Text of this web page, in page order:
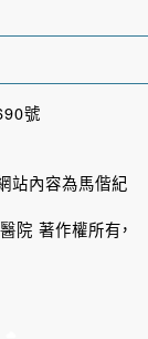
號
內容為馬偕紀
院 著作權所有，